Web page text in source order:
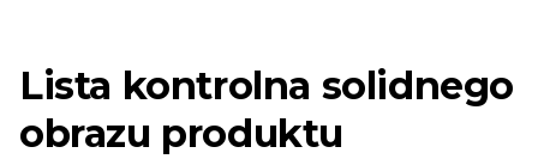
Lista kontrolna solidnego
obrazu produktu